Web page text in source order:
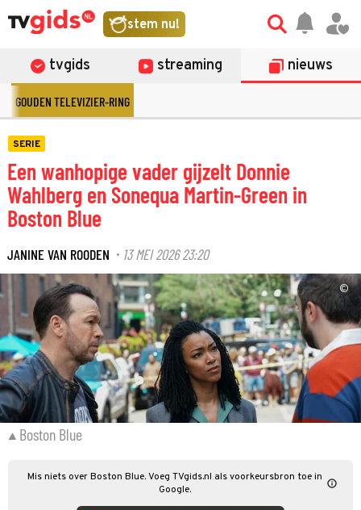
stem nu!
tvgids streaming nieuws
GOUDEN TELEVIZIER-RING
SERIE
Een wanhopige vader gijzelt Donnie
Wahlberg en Sonequa Martin-Green in
Boston Blue
JANINE VAN ROODEN · 13 MEI 2026 23:20
©
Boston Blue
Mis niets over Boston Blue. Voeg TVgids.nl als voorkeursbron toe in
Google.